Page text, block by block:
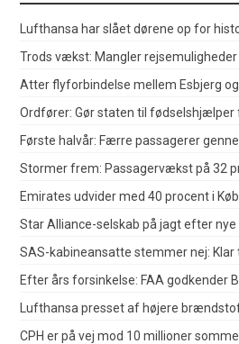
Lufthansa har slået dørene op for
Trods vækst: Mangler
Atter flyforbindelse mellem Esbjerg
Ordfører: Gør staten til fødselshjælper
Første halvår: Færre passagerer
Stormer frem: Passagervækst på 32
Emirates udvider med 40 procent i
Star Alliance-selskab på jagt efter nye
SAS-kabineansatte stemmer nej: Klar
Efter års forsinkelse: FAA godkender
Lufthansa presset af højere
CPH er på vej mod 10 millioner